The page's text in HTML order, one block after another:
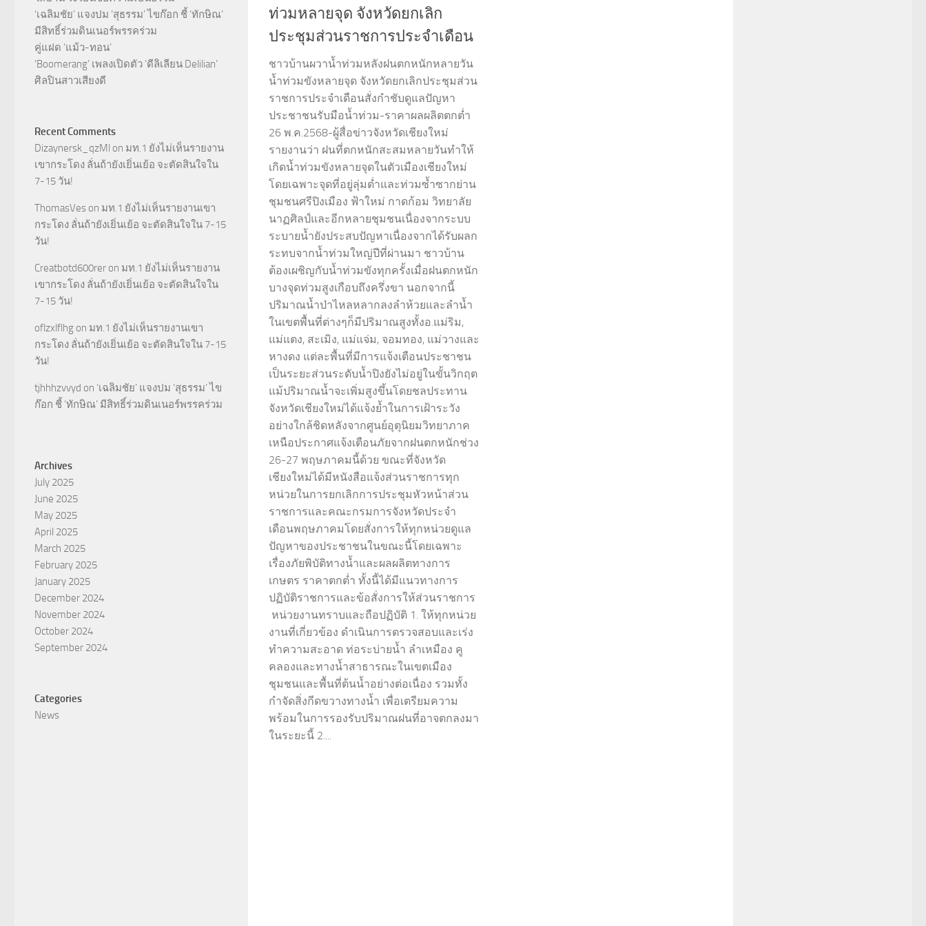
ท่วมหลายจุด จังหวัดยกเลิก
ประชุมส่วนราชการประจำเดือน
ชาวบ้านผวาน้ำท่วมหลังฝนตกหนักหลายวัน
น้ำท่วมขังหลายจุด จังหวัดยกเลิกประชุมส่วน
ราชการประจำเดือนสั่งกำชับดูแลปัญหา
ประชาชนรับมือน้ำท่วม-ราคาผลผลิตตกต่ำ
26 พ.ค.2568-ผู้สื่อข่าวจังหวัดเชียงใหม่
รายงานว่า ฝนที่ตกหนักสะสมหลายวันทำให้
เกิดน้ำท่วมขังหลายจุดในตัวเมืองเชียงใหม่
โดยเฉพาะจุดที่อยู่ลุ่มต่ำและท่วมซ้ำซากย่าน
ชุมชนศรีปิงเมือง ฟ้าใหม่ กาดก้อม วิทยาลัย
นาฏศิลป์และอีกหลายชุมชนเนื่องจากระบบ
ระบายน้ำยังประสบปัญหาเนื่องจากได้รับผลก
ระทบจากน้ำท่วมใหญ่ปีที่ผ่านมา ชาวบ้าน
ต้องเผชิญกับน้ำท่วมขังทุกครั้งเมื่อฝนตกหนัก
บางจุดท่วมสูงเกือบถึงครึ่งขา นอกจากนี้
ปริมาณน้ำป่าไหลหลากลงลำห้วยและลำน้ำ
ในเขตพื้นที่ต่างๆก็มีปริมาณสูงทั้งอ.แม่ริม,
แม่แตง, สะเมิง, แม่แจ่ม, จอมทอง, แม่วางและ
หางดง แต่ละพื้นที่มีการแจ้งเตือนประชาชน
เป็นระยะส่วนระดับน้ำปิงยังไม่อยู่ในขั้นวิกฤต
แม้ปริมาณน้ำจะเพิ่มสูงขึ้นโดยชลประทาน
จังหวัดเชียงใหม่ได้แจ้งย้ำในการเฝ้าระวัง
อย่างใกล้ชิดหลังจากศูนย์อุตุนิยมวิทยาภาค
เหนือประกาศแจ้งเตือนภัยจากฝนตกหนักช่วง
26-27 พฤษภาคมนี้ด้วย ขณะที่จังหวัด
เชียงใหม่ได้มีหนังสือแจ้งส่วนราชการทุก
หน่วยในการยกเลิกการประชุมหัวหน้าส่วน
ราชการและคณะกรมการจังหวัดประจำ
เดือนพฤษภาคมโดยสั่งการให้ทุกหน่วยดูแล
ปัญหาของประชาชนในขณะนี้โดยเฉพาะ
เรื่องภัยพิบัติทางน้ำและผลผลิตทางการ
เกษตร ราคาตกต่ำ ทั้งนี้ได้มีแนวทางการ
ปฏิบัติราชการและข้อสั่งการให้ส่วนราชการ
หน่วยงานทราบและถือปฏิบัติ 1. ให้ทุกหน่วย
งานที่เกี่ยวข้อง ดำเนินการตรวจสอบและเร่ง
ทำความสะอาด ท่อระบ่ายน้ำ ลำเหมือง คู
คลองและทางน้ำสาธารณะในเขตเมือง
ชุมชนและพื้นที่ต้นน้ำอย่างต่อเนื่อง รวมทั้ง
กำจัดสิ่งกีดขวางทางน้ำ เพื่อเตรียมความ
พร้อมในการรองรับปริมาณฝนที่อาจตกลงมา
ในระยะนี้ 2....
‘เฉลิมชัย’ แจงปม ‘สุธรรม’ ไขก๊อก ชี้ ‘ทักษิณ’
มีสิทธิ์ร่วมดินเนอร์พรรคร่วม
คู่แฝด ‘แม้ว-ทอน’
‘Boomerang’ เพลงเปิดตัว ‘ดีลิเลียน Delilian’
ศิลปินสาวเสียงดี
Recent Comments
Dizaynersk_qzMl on มท.1 ยังไม่เห็นรายงาน
เขากระโดง ลั่นถ้ายังเยิ่นเย้อ จะตัดสินใจใน
7-15 วัน!
ThomasVes on มท.1 ยังไม่เห็นรายงานเขา
กระโดง ลั่นถ้ายังเยิ่นเย้อ จะตัดสินใจใน 7-15
วัน!
Creatbotd600rer on มท.1 ยังไม่เห็นรายงาน
เขากระโดง ลั่นถ้ายังเยิ่นเย้อ จะตัดสินใจใน
7-15 วัน!
oflzxlflhg on มท.1 ยังไม่เห็นรายงานเขา
กระโดง ลั่นถ้ายังเยิ่นเย้อ จะตัดสินใจใน 7-15
วัน!
tjhhhzvvyd on ‘เฉลิมชัย’ แจงปม ‘สุธรรม’ ไข
ก๊อก ชี้ ‘ทักษิณ’ มีสิทธิ์ร่วมดินเนอร์พรรคร่วม
Archives
July 2025
June 2025
May 2025
April 2025
March 2025
February 2025
January 2025
December 2024
November 2024
October 2024
September 2024
Categories
News